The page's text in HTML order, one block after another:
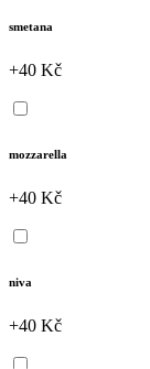
smetana
+40 Kč
mozzarella
+40 Kč
niva
+40 Kč